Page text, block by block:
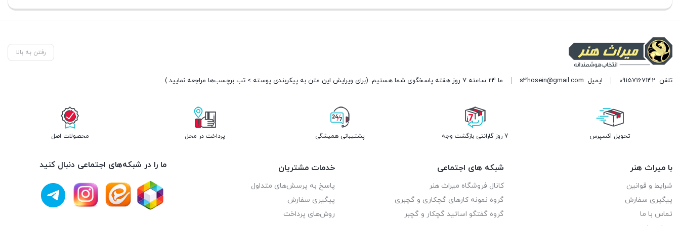
رفتن به بالا
تلفن 09157167142 ایمیل s4hosein@gmail.com ما 24 ساعته 7 روز هفته پاسخگوی شما هستیم. (برای ویرایش این متن به پیکربندی پوسته > تب برچسب‌ها مراجعه نمایید.)
تحویل اکسپرس 7 روز گارانتی بازگشت وجه پشتیبانی همیشگی پرداخت در محل محصولات اصل
با میراث هنر
شرایط و قوانین
پیگیری سفارش
تماس با ما
شبکه های اجتماعی
کانال فروشگاه میراث هنر
گروه نمونه کارهای گچکاری و گچبری
گروه گفتگو اساتید گچکار و گچبر
خدمات مشتریان
پاسخ به پرسش‌های متداول
پیگیری سفارش
روش‌های پرداخت
ما را در شبکه‌های اجتماعی دنبال کنید